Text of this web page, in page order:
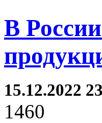
В
15.12.2022
1460